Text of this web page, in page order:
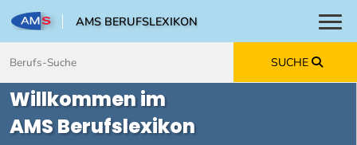
AMS BERUFSLEXIKON
SUCHE
Willkommen im
AMS Berufslexikon